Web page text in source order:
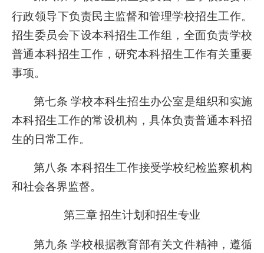
行政领导下负责民主监督和管理学校招生工作。
招生委员会下设本科招生工作组，全面负责学校
普通本科招生工作，研究本科招生工作有关重要
事项。
第七条 学校本科生招生办公室是组织和实施
本科招生工作的常设机构，具体负责普通本科招
生的日常工作。
第八条 本科招生工作接受学校纪检监察机构
和社会各界监督。
第三章招生计划和招生专业
第九条 学校根据教育部有关文件精神，遵循